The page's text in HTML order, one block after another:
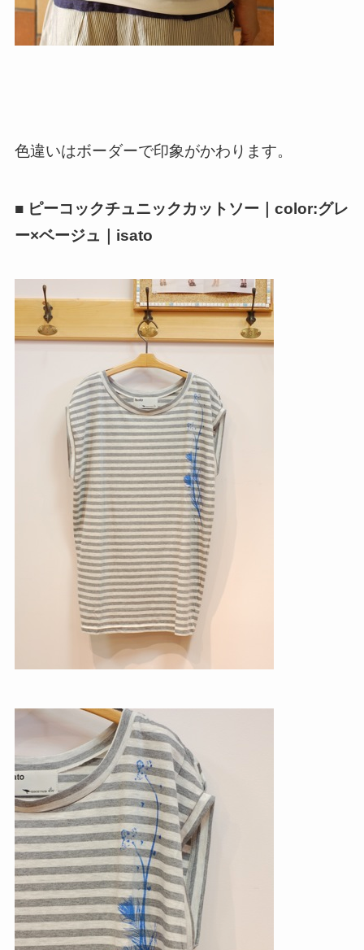
色違いはボーダーで印象がかわります。
■ ピーコックチュニックカットソー｜color:グレ
ー×ベージュ｜isato